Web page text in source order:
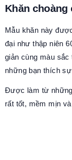
Khăn choàng
Mẫu khăn này
đại như thập niên
giản cùng màu
những bạn thích
Được làm từ
rất tốt, mềm mịn